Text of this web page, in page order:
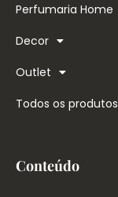
Perfumaria Home
Decor
Outlet
Todos os produtos
Conteúdo